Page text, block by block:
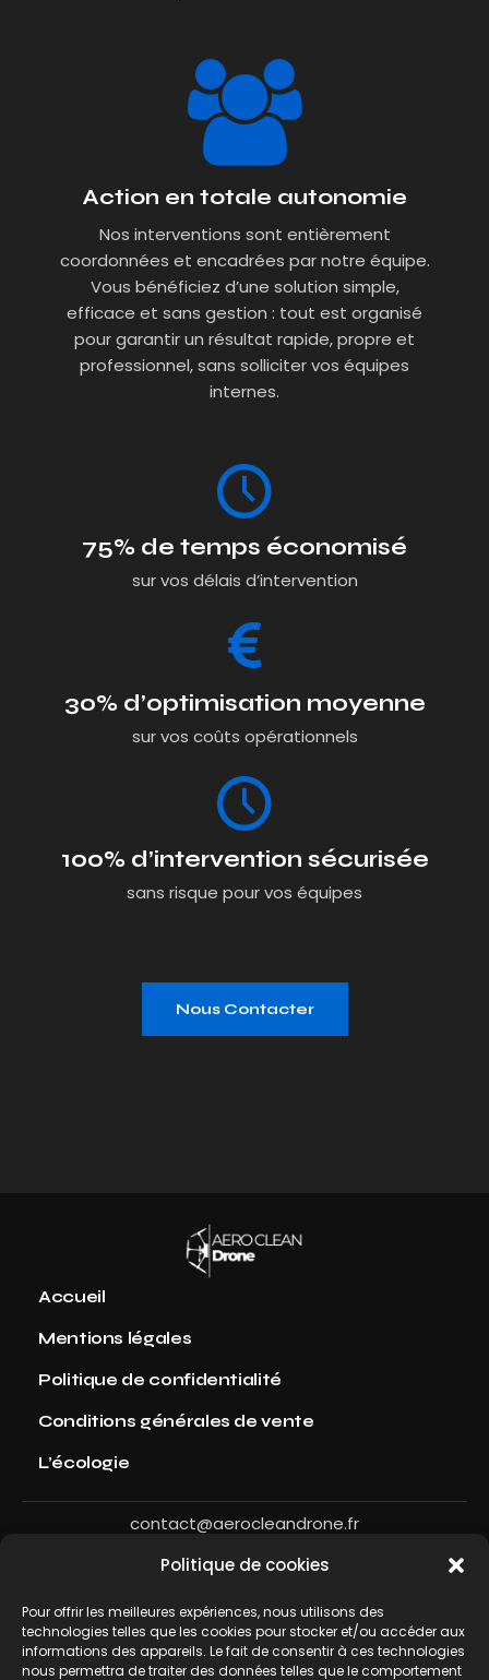
Politique de cookies
Pour offrir les meilleures expériences, nous utilisons des
technologies telles que les cookies pour stocker et/ou accéder aux
informations des appareils. Le fait de consentir à ces technologies
nous permettra de traiter des données telles que le comportement
Action en totale autonomie
Nos interventions sont entièrement
coordonnées et encadrées par notre équipe.
Vous bénéficiez d’une solution simple,
efficace et sans gestion : tout est organisé
pour garantir un résultat rapide, propre et
professionnel, sans solliciter vos équipes
internes.
75% de temps économisé
sur vos délais d’intervention
30% d’optimisation moyenne
sur vos coûts opérationnels
100% d’intervention sécurisée
sans risque pour vos équipes
Nous Contacter
Accueil
Mentions légales
Politique de confidentialité
Conditions générales de vente
L’écologie
contact@aerocleandrone.fr
Partenaire